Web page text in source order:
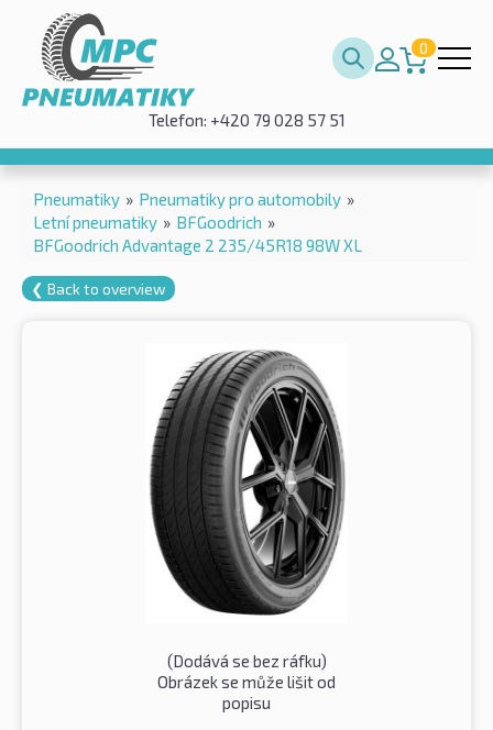
0
Telefon: +420 79 028 57 51
Pneumatiky » Pneumatiky pro automobily »
Letní pneumatiky » BFGoodrich »
BFGoodrich Advantage 2 235/45R18 98W XL
❮ Back to overview
(Dodává se bez ráfku)
Obrázek se může lišit od
popisu